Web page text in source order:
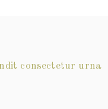
consectetur urna